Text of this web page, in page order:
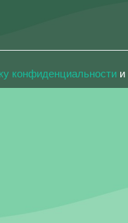
конфиденциальности и